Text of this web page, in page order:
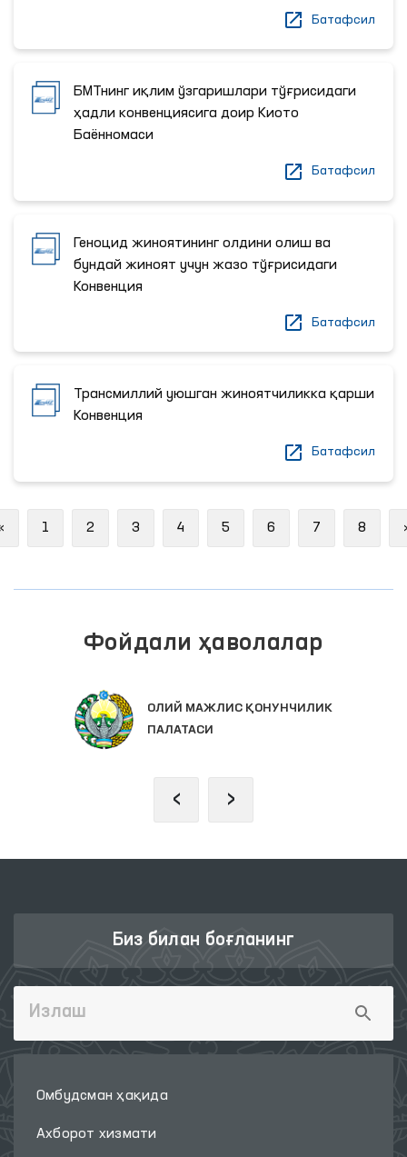
Батафсил
БМТнинг иқлим ўзгаришлари тўғрисидаги
ҳадли конвенциясига доир Киото
Баённомаси
Батафсил
Геноцид жиноятининг олдини олиш ва
бундай жиноят учун жазо тўғрисидаги
Конвенция
Батафсил
Трансмиллий уюшган жиноятчиликка қарши
Конвенция
Батафсил
Previous
1 2 3 4 5 6 7 8
Фойдали ҳаволалар
ОЛИЙ МАЖЛИС ҚОНУНЧИЛИК
ПАЛАТАСИ
‹ ›
Биз билан боғланинг
Омбудсман ҳақида
Ахборот хизмати